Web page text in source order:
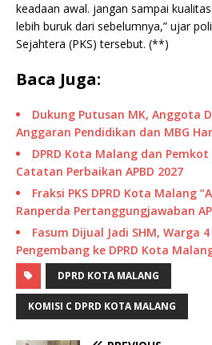
keadaan awal. jangan sampai
lebih buruk dari sebelumnya,” ujar
Sejahtera (PKS) tersebut. (**)
Baca Juga:
Dukung Putusan MK, Anggota
Anggaran Pendidikan dan MBG
DPRD Kota Malang dan
Catatan Perbaikan APBD 2027
Fraksi PKS DPRD Kota Malang
Ranperda Pertanggungjawaban
Fasum Dijual Jadi SHM, Warga
Pengembang ke DPRD Kota
DPRD KOTA MALANG
KOMISI C DPRD KOTA MALANG